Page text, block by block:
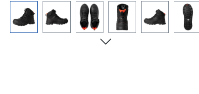
Afbeeldingengalerij overslaan